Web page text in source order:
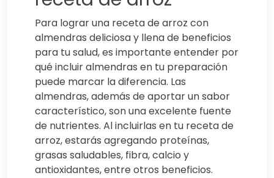
Para lograr una receta de arroz con
almendras deliciosa y llena de beneficios
para tu salud, es importante entender por
qué incluir almendras en tu preparación
puede marcar la diferencia. Las
almendras, además de aportar un sabor
característico, son una excelente fuente
de nutrientes. Al incluirlas en tu receta de
arroz, estarás agregando proteínas,
grasas saludables, fibra, calcio y
antioxidantes, entre otros beneficios.